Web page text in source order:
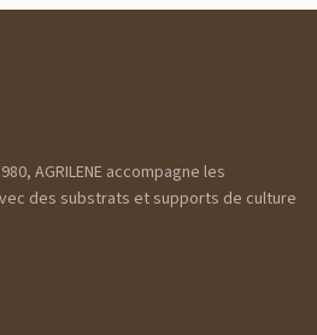
AGRILENE accompagne les
des substrats et supports de culture